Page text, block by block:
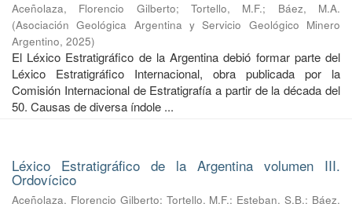
Aceñolaza, Florencio Gilberto;Tortello, M.F.; Báez, M.A.
(Asociación Geológica Argentina y Servicio Geológico Minero
Argentino, 2025)
El Léxico Estratigráfico de la Argentina debió formar parte del
Léxico Estratigráfico Internacional, obra publicada por la
Comisión Internacional de Estratigrafía a partir de la década del
50. Causas de diversa índole ...
Léxico Estratigráfico de la Argentina volumen III.
Ordovícico
Aceñolaza, Florencio Gilberto; Tortello, M.F.; Esteban, S.B.; Báez,